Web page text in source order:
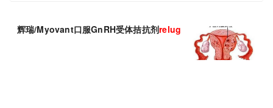
辉瑞/Myovant口服GnRH受体拮抗剂relugolix 显著减少经期/非